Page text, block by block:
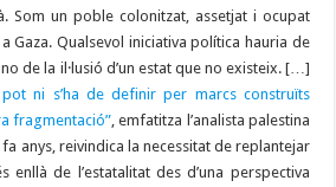
Som un poble colonitzat, assetjat i ocupat
Gaza. Qualsevol iniciativa política hauria de
de la il·lusió d’un estat que no existeix. […]
ni s’ha de definir per marcs construïts
fragmentació” , emfatitza l’analista palestina
anys, reivindica la necessitat de replantejar
enllà de l’estatalitat des d’una perspectiva